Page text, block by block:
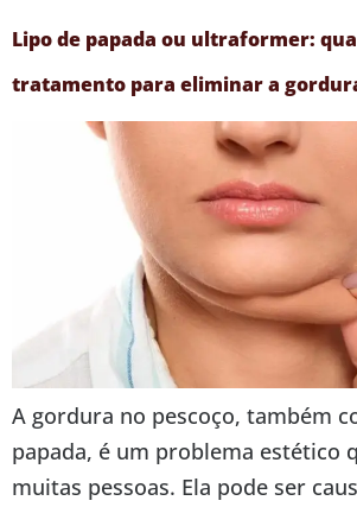
Lipo de papada ou ultraformer:
tratamento para eliminar a
A gordura no pescoço, também
papada, é um problema estético
muitas pessoas. Ela pode ser